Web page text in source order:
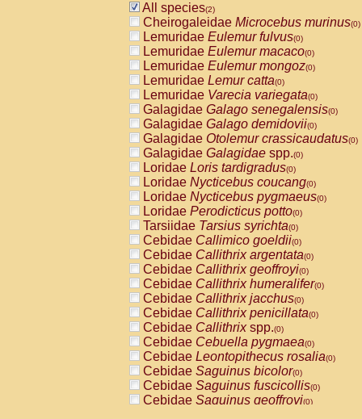
All species(2)
Cheirogaleidae Microcebus murinus(0)
Lemuridae Eulemur fulvus(0)
Lemuridae Eulemur macaco(0)
Lemuridae Eulemur mongoz(0)
Lemuridae Lemur catta(0)
Lemuridae Varecia variegata(0)
Galagidae Galago senegalensis(0)
Galagidae Galago demidovii(0)
Galagidae Otolemur crassicaudatus(0)
Galagidae Galagidae spp.(0)
Loridae Loris tardigradus(0)
Loridae Nycticebus coucang(0)
Loridae Nycticebus pygmaeus(0)
Loridae Perodicticus potto(0)
Tarsiidae Tarsius syrichta(0)
Cebidae Callimico goeldii(0)
Cebidae Callithrix argentata(0)
Cebidae Callithrix geoffroyi(0)
Cebidae Callithrix humeralifer(0)
Cebidae Callithrix jacchus(0)
Cebidae Callithrix penicillata(0)
Cebidae Callithrixspp.(0)
Cebidae Cebuella pygmaea(0)
Cebidae Leontopithecus rosalia(0)
Cebidae Saguinus bicolor(0)
Cebidae Saguinus fuscicollis(0)
Cebidae Saguinus geoffroyi(0)